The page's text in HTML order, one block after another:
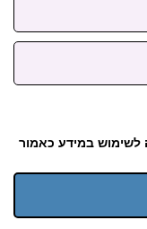
לשימוש במידע כאמור